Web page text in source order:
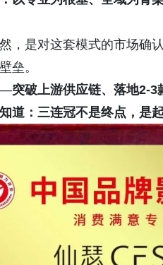
，是对这套模式的市场确
垒。
突破上游供应链、落地2-
：三连冠不是终点，是